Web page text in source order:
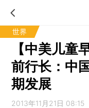
世界
【中美儿童
前行长：中
期发展
2013年11月21日 08:15